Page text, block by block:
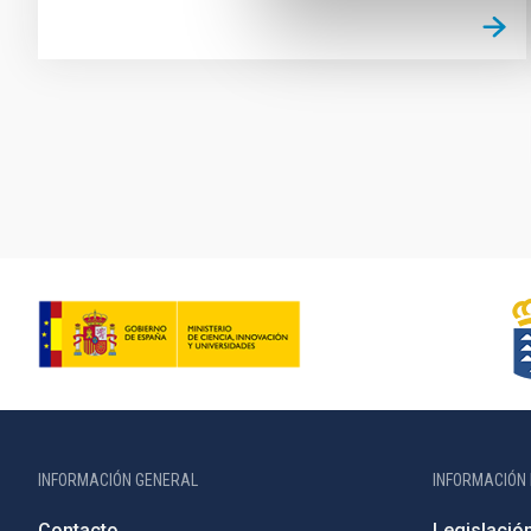
INFORMACIÓN GENERAL INFORMACIÓN